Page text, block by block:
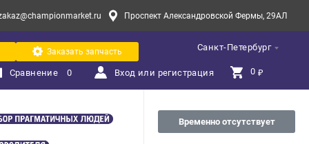
Проспект Александровской Фермы, 29АЛ
Санкт-Петербург
Заказать запчасть
Сравнение 0 Вход или регистрация 0 ₽
Временно отсутствует